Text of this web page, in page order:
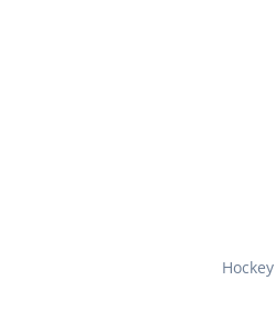
Hockey